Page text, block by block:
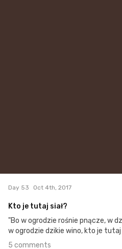
Day 53 Oct 4th, 2017
Kto je tutaj siał?
"Bo w ogrodzie rośnie pnącze, w
w ogrodzie dzikie wino, kto je tutaj
5 comments